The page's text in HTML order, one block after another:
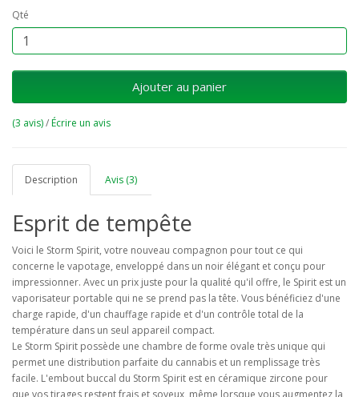
Qté
Ajouter au panier
(3 avis)/Écrire un avis
Description Avis (3)
Esprit de tempête
Voici le Storm Spirit, votre nouveau compagnon pour tout ce qui
concerne le vapotage, enveloppé dans un noir élégant et conçu pour
impressionner. Avec un prix juste pour la qualité qu'il offre, le Spirit est un
vaporisateur portable qui ne se prend pas la tête. Vous bénéficiez d'une
charge rapide, d'un chauffage rapide et d'un contrôle total de la
température dans un seul appareil compact.
Le Storm Spirit possède une chambre de forme ovale très unique qui
permet une distribution parfaite du cannabis et un remplissage très
facile. L'embout buccal du Storm Spirit est en céramique zircone pour
que vos tirages restent frais et soyeux, même lorsque vous augmentez la